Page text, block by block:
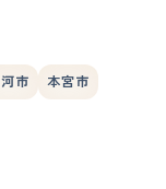
市 本宮市